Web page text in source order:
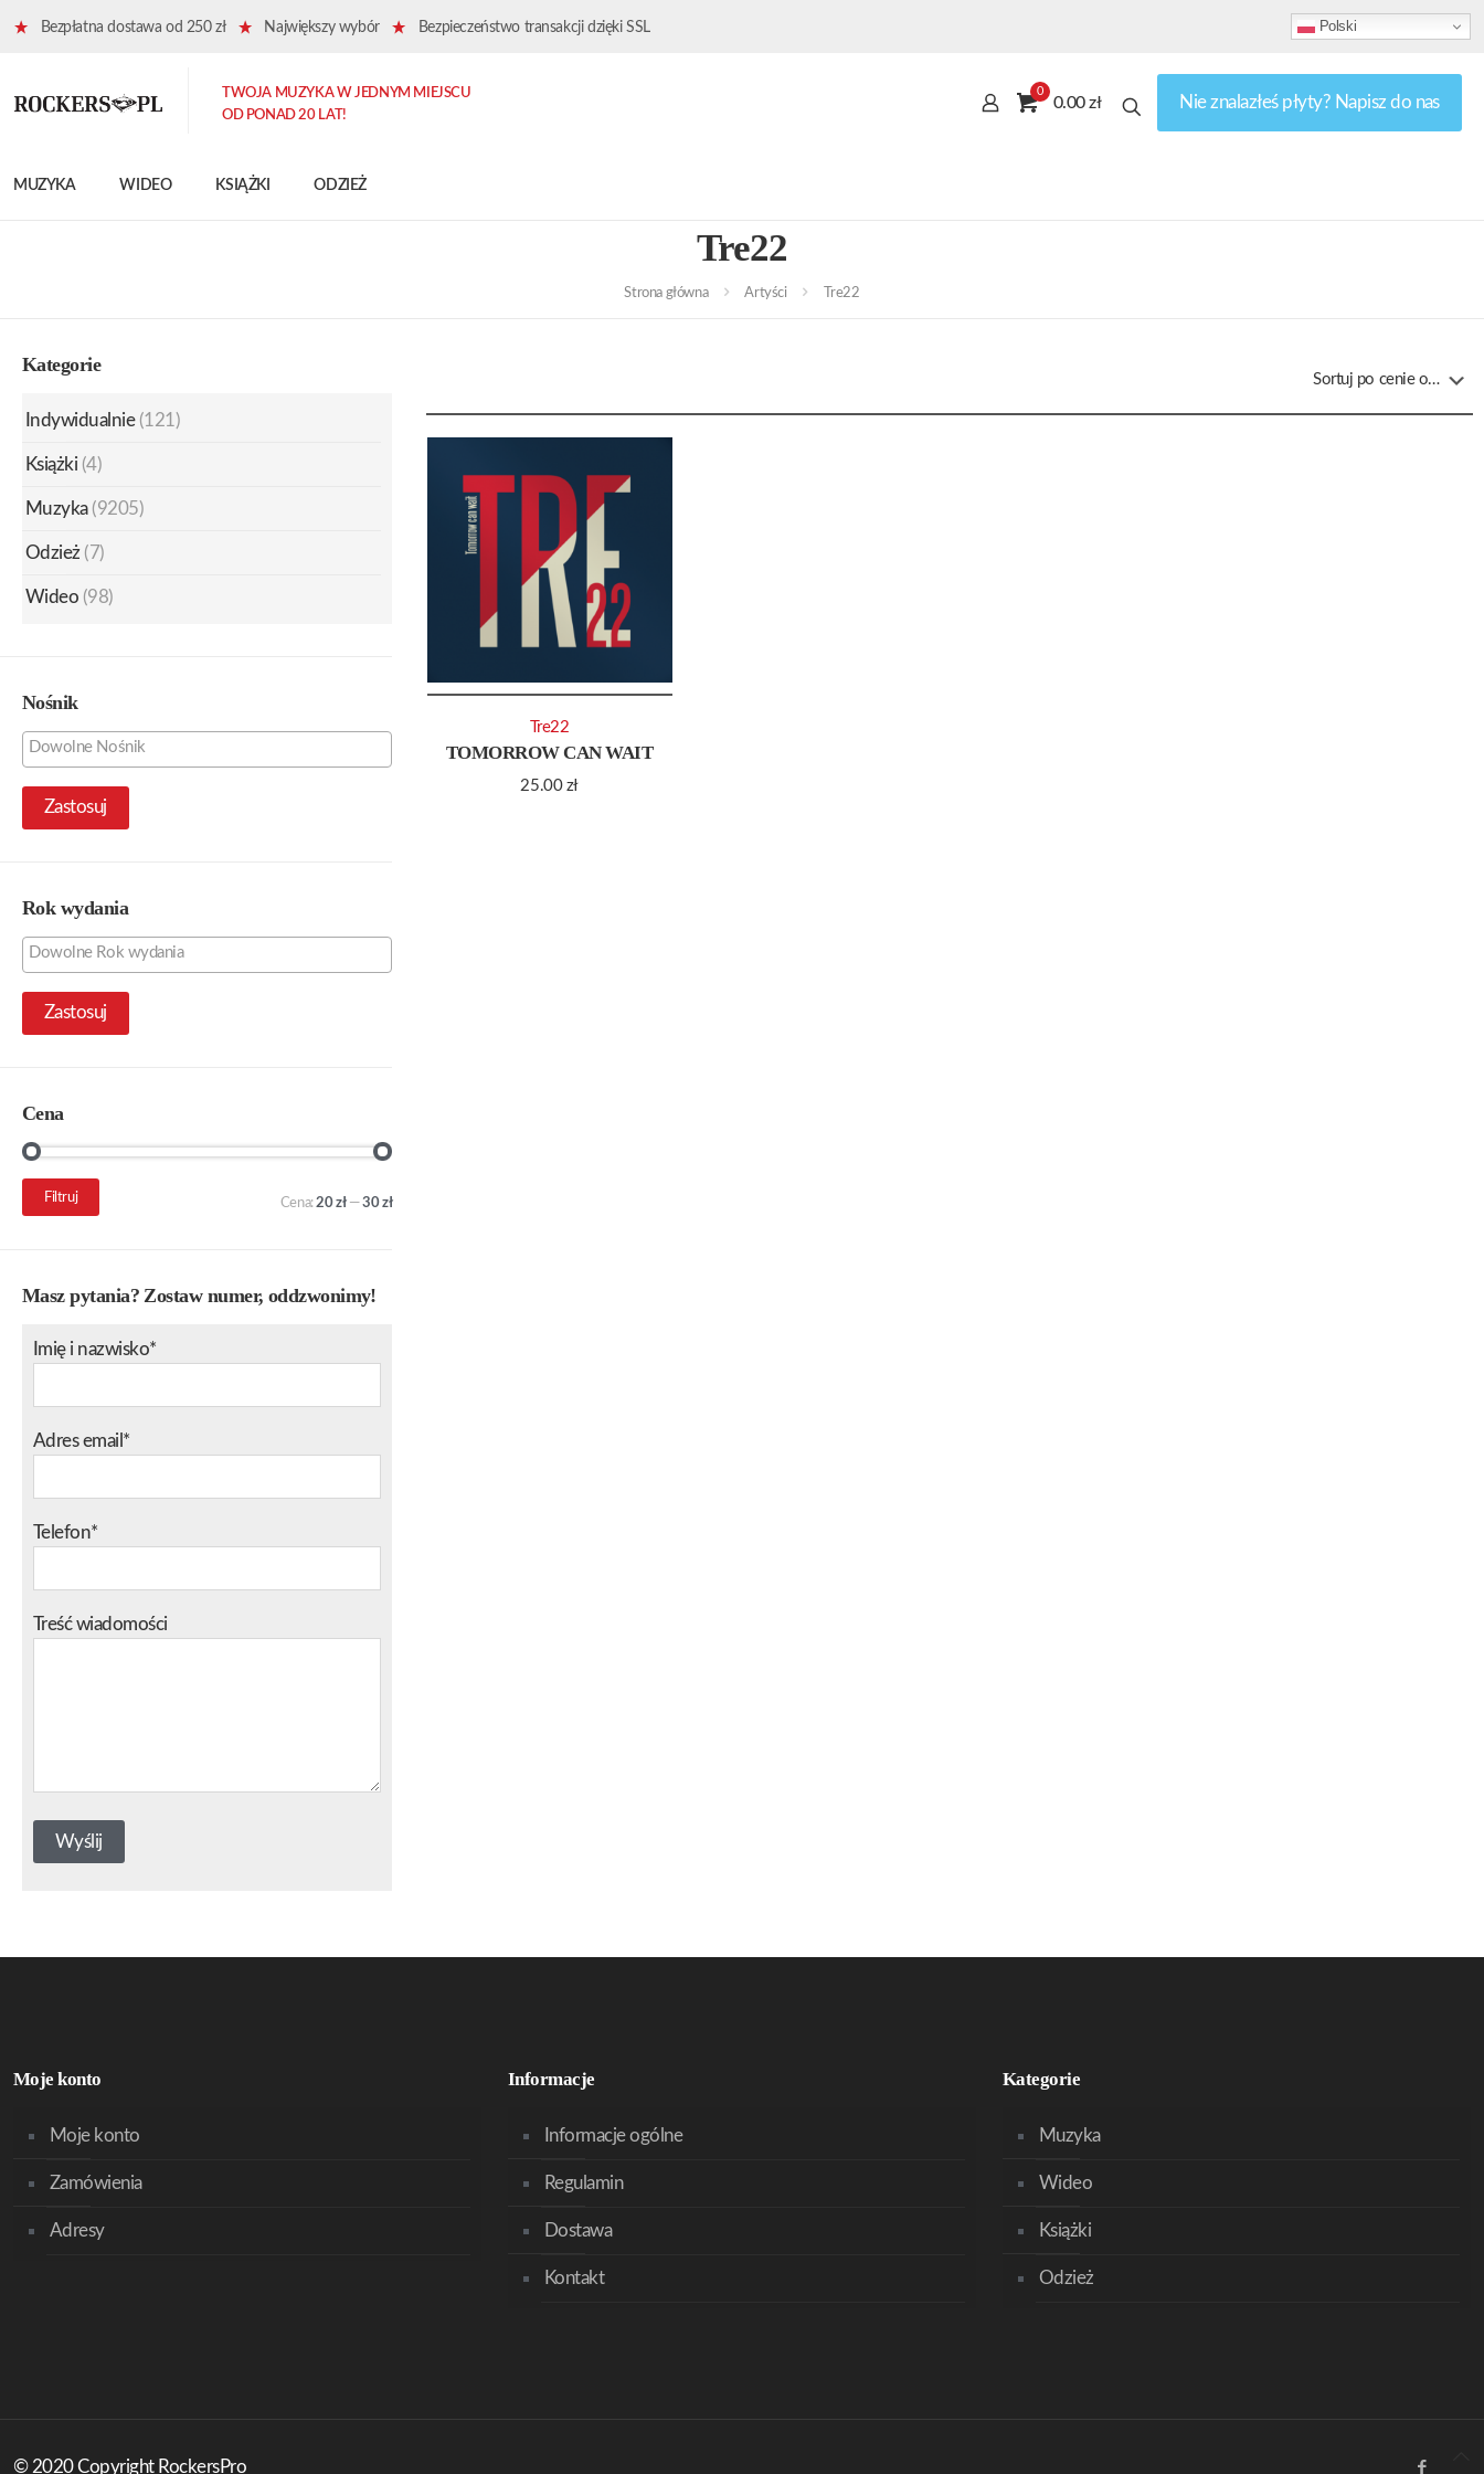
Bezpłatna dostawa od 250 zł Największy wybór Bezpieczeństwo transakcji dzięki SSL Polski
MUZYKA WIDEO KSIĄŻKI ODZIEŻ
TWOJA MUZYKA W JEDNYM MIEJSCU
OD PONAD 20 LAT!
0
0.00 zł Nie znalazłeś płyty? Napisz do nas
Tre22
Strona główna Artyści Tre22
TOMORROW CAN WAIT
25.00 zł
Tre22
Kategorie
Indywidualnie (121)
Książki (4)
Muzyka (9205)
Odzież (7)
Wideo (98)
Nośnik
Zastosuj
Rok wydania
Zastosuj
Cena
Cena
min.
Cena
maks.
Filtruj Cena:20 zł—30 zł
Masz pytania? Zostaw numer, oddzwonimy!
Imię i nazwisko*
Adres email*
Telefon*
Treść wiadomości
Moje konto
Moje konto
Zamówienia
Adresy
Informacje
Informacje ogólne
Regulamin
Dostawa
Kontakt
Kategorie
Muzyka
Wideo
Książki
Odzież
© 2020 Copyright RockersPro